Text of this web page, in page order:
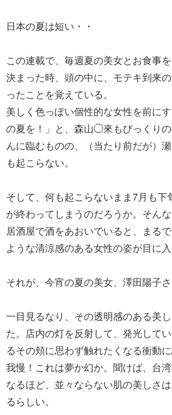
日本の夏は短い・・
この連載で、毎週夏の美女とお食事
決まった時、頭の中に、モテキ到来
ったことを覚えている。
美しく色っぽい個性的な女性を前に
の夏を！」と、森山◯來もびっくり
んに臨むものの、（当たり前だが）
も起こらない。
そして、何も起こらないまま7月も下
が終わってしまうのだろうか。そん
居酒屋で酒をあおいでいると、まる
ような清涼感のある女性の姿が目に入
それが、今宵の夏の美女、澤田陽子さ
一目見るなり、その透明感のある美
た。店内の灯を反射して、発光して
るその頬に思わず触れたくなる衝動
我慢！これは夢か幻か。聞けば、台湾
なるほど、並々ならない肌の美しさ
るらしい。